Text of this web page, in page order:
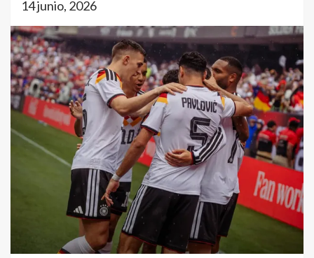
14 junio, 2026